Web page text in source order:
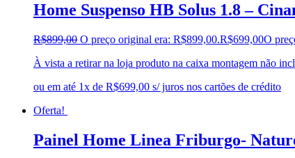
Home Suspenso HB Solus 1.8 –
R$899,00 O preço original era: R$899,00.R$699,00O
À vista a retirar na loja produto na caixa montagem não
ou em até 1x de R$699,00 s/ juros nos cartões de crédito
Oferta!
Painel Home Linea Friburgo-